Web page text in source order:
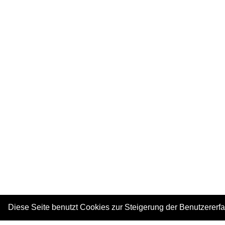
Diese Seite benutzt Cookies zur Steigerung der